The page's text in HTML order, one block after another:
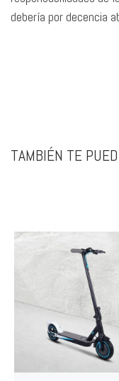
debería por decencia
TAMBIÉN TE